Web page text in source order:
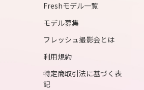
Freshモデル一覧
モデル募集
フレッシュ撮影会とは
利用規約
特定商取引法に基づく表
記